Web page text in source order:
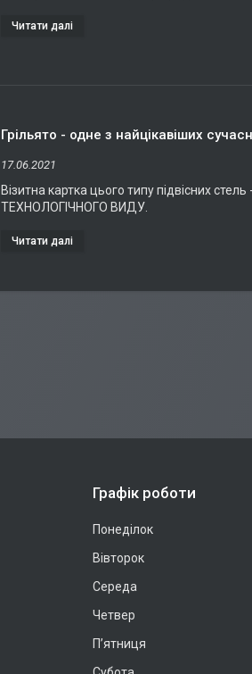
Грільято - одне з найцікавіших
17.06.2021
Візитна картка цього типу підвісних
ТЕХНОЛОГІЧНОГО ВИДУ.
Графік роботи
Понеділок
Вівторок
Середа
Четвер
Пʼятниця